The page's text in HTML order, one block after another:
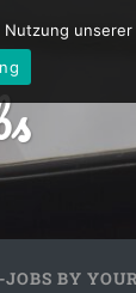
JOBS BY